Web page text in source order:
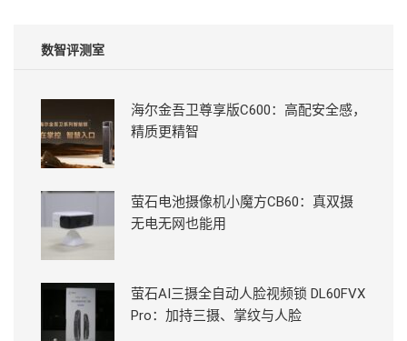
数智评测室
海尔金吾卫尊享版C600：高配安全感，
精质更精智
萤石电池摄像机小魔方CB60：真双摄
无电无网也能用
萤石AI三摄全自动人脸视频锁 DL60FVX
Pro：加持三摄、掌纹与人脸